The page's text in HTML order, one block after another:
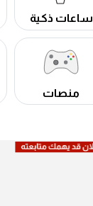
ساعات ذكية
منصات